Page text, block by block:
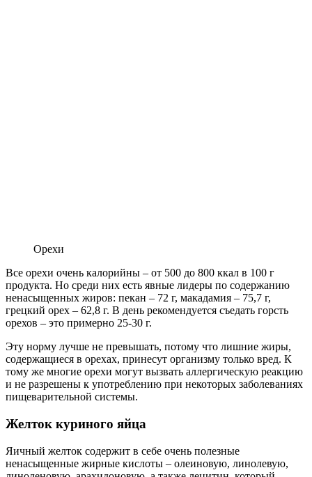
Орехи
Все орехи очень калорийны – от 500 до 800 ккал в 100 г
продукта. Но среди них есть явные лидеры по содержанию
ненасыщенных жиров: пекан – 72 г, макадамия – 75,7 г,
грецкий орех – 62,8 г. В день рекомендуется съедать горсть
орехов – это примерно 25-30 г.
Эту норму лучше не превышать, потому что лишние жиры,
содержащиеся в орехах, принесут организму только вред. К
тому же многие орехи могут вызвать аллергическую реакцию
и не разрешены к употреблению при некоторых заболеваниях
пищеварительной системы.
Желток куриного яйца
Яичный желток содержит в себе очень полезные
ненасыщенные жирные кислоты – олеиновую, линолевую,